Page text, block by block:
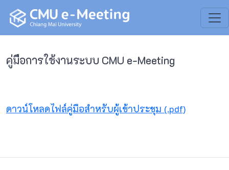
คู่มือการใช้งานระบบ CMU e-Meeting
ดาวน์โหลดไฟล์คู่มือสำหรับผู้เข้าประชุม (.pdf)